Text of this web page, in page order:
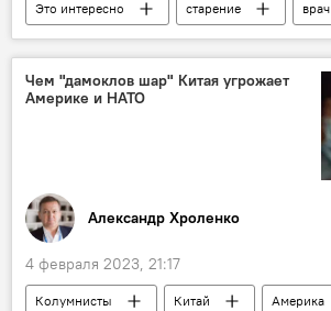
Это интересно старение
врач
мясо
Чем "дамоклов шар" Китая угрожает
Америке и НАТО
Александр Хроленко
4 февраля 2023, 21:17
Колумнисты Китай
Америка